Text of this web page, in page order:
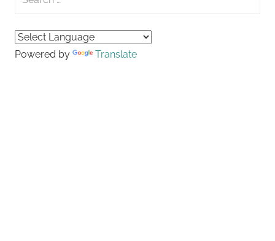
Powered by Translate